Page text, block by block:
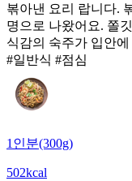
볶아낸 요리 랍니다.
명으로 나왔어요. 쫄
식감의 숙주가 입안
#일반식 #점심
1인분(300g)
502kcal